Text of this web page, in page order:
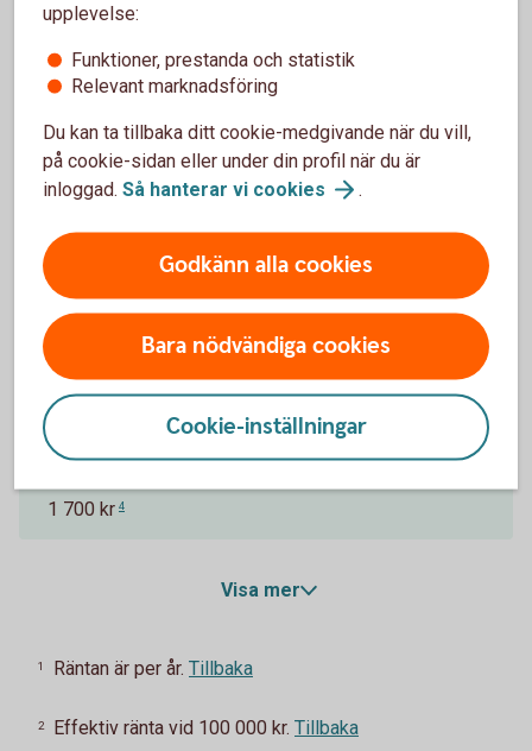
Pris för Betal- och kreditkort Mastercard
Ränta
Effektiv ränta
14,62 % 2
Årsavgift Nyckelkund
1 400 kr
1 700 kr 4
Visa mer
1 Räntan är per år. Tillbaka
2 Effektiv ränta vid 100 000 kr. Tillbaka
upplevelse:
Funktioner, prestanda och statistik
Relevant marknadsföring
Du kan ta tillbaka ditt cookie-medgivande när du vill,
på cookie-sidan eller under din profil när du är
inloggad. Så hanterar vi cookies .
Godkänn alla cookies
Bara nödvändiga cookies
Cookie-inställningar